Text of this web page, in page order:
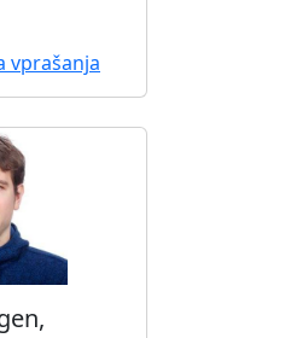
vprašanja